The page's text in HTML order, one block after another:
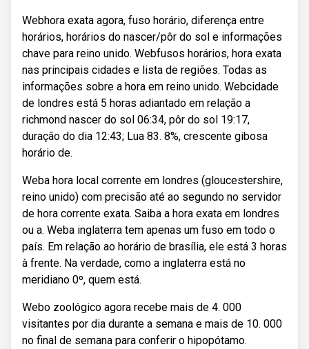
Webhora exata agora, fuso horário, diferença entre
horários, horários do nascer/pôr do sol e informações
chave para reino unido. Webfusos horários, hora exata
nas principais cidades e lista de regiões. Todas as
informações sobre a hora em reino unido. Webcidade
de londres está 5 horas adiantado em relação a
richmond nascer do sol 06:34, pôr do sol 19:17,
duração do dia 12:43; Lua 83. 8%, crescente gibosa
horário de.
Weba hora local corrente em londres (gloucestershire,
reino unido) com precisão até ao segundo no servidor
de hora corrente exata. Saiba a hora exata em londres
ou a. Weba inglaterra tem apenas um fuso em todo o
país. Em relação ao horário de brasília, ele está 3 horas
à frente. Na verdade, como a inglaterra está no
meridiano 0º, quem está.
Webo zoológico agora recebe mais de 4. 000
visitantes por dia durante a semana e mais de 10. 000
no final de semana para conferir o hipopótamo.